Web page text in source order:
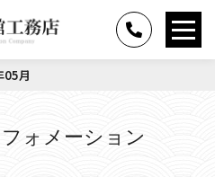
05月
ォメーション